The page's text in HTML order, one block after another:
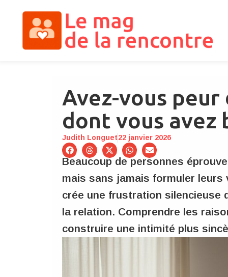
Avez-vous peur
dont vous avez
Judith Longuet22 janvier 2026
Beaucoup de personnes
mais sans jamais formuler
crée une frustration silencieuse
la relation. Comprendre les
construire une intimité plus